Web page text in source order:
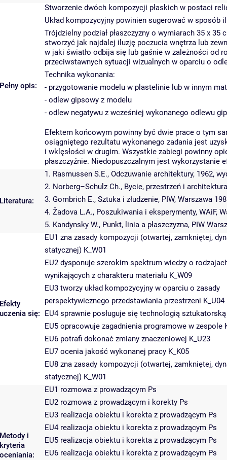
Pełny opis:
Stworzenie dwóch kompozycji płaskich w postaci
Układ kompozycyjny powinien sugerować w sposób
Trójdzielny podział płaszczyzny o wymiarach 35 x
stworzyć jak najdalej iluzję poczucia wnętrza lub
w jaki światło odbija się lub gaśnie w zależności od
przeciwstawnych sytuacji wizualnych w oparciu o
Technika wykonania:
- przygotowanie modelu w plastelinie lub w innym
- odlew gipsowy z modelu
- odlew negatywu z wcześniej wykonanego odlewu
Efektem końcowym powinny być dwie prace o tym
osiągniętego rezultatu wykonanego zadania jest
i wklęsłości w drugim. Wszystkie zabiegi powinny
płaszczyźnie. Niedopuszczalnym jest wykorzystanie
Literatura:
1. Rasmussen S.E., Odczuwanie architektury, 1962,
2. Norberg–Schulz Ch., Bycie, przestrzeń i
3. Gombrich E., Sztuka i złudzenie, PIW, Warszawa
4. Žadova L.A., Poszukiwania i eksperymenty, WAiF,
5. Kandynsky W., Punkt, linia a płaszczyzna, PIW
Efekty
uczenia się:
EU1 zna zasady kompozycji (otwartej, zamkniętej,
statycznej) K_W01
EU2 dysponuje szerokim spektrum wiedzy o
wynikających z charakteru materiału K_W09
EU3 tworzy układ kompozycyjny w oparciu o zasady
perspektywicznego przedstawiania przestrzeni K_U04
EU4 sprawnie posługuje się technologią sztukatorską
EU5 opracowuje zagadnienia programowe w zespole
EU6 potrafi dokonać zmiany znaczeniowej K_U23
EU7 ocenia jakość wykonanej pracy K_K05
EU8 zna zasady kompozycji (otwartej, zamkniętej,
statycznej) K_W01
Metody i
kryteria
oceniania:
EU1 rozmowa z prowadzącym Ps
EU2 rozmowa z prowadzącym i korekty Ps
EU3 realizacja obiektu i korekta z prowadzącym Ps
EU4 realizacja obiektu i korekta z prowadzącym Ps
EU5 realizacja obiektu i korekta z prowadzącym Ps
EU6 realizacja obiektu i korekta z prowadzącym Ps